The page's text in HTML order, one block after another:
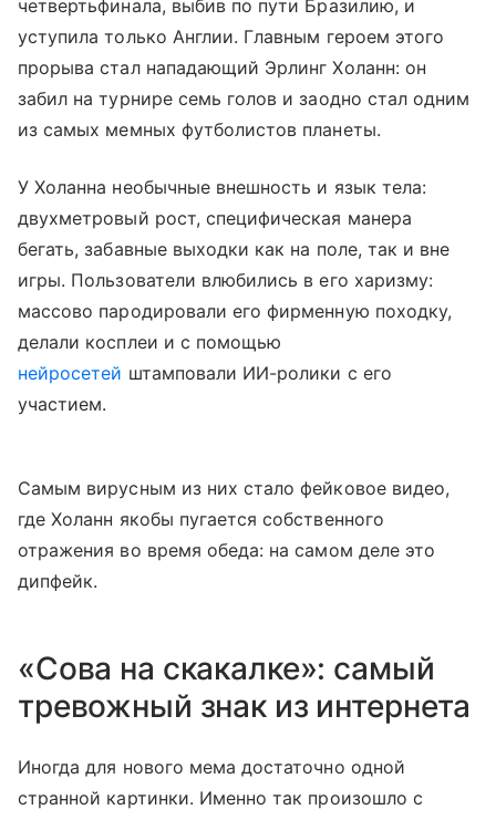
четвертьфинала, выбив по пути Бразилию, и
уступила только Англии. Главным героем этого
прорыва стал нападающий Эрлинг Холанн: он
забил на турнире семь голов и заодно стал одним
из самых мемных футболистов планеты.
У Холанна необычные внешность и язык тела:
двухметровый рост, специфическая манера
бегать, забавные выходки как на поле, так и вне
игры. Пользователи влюбились в его харизму:
массово пародировали его фирменную походку,
делали косплеи и с помощью
нейросетей штамповали ИИ-ролики с его
участием.
Самым вирусным из них стало фейковое видео,
где Холанн якобы пугается собственного
отражения во время обеда: на самом деле это
дипфейк.
«Сова на скакалке»: самый
тревожный знак из интернета
Иногда для нового мема достаточно одной
странной картинки. Именно так произошло с